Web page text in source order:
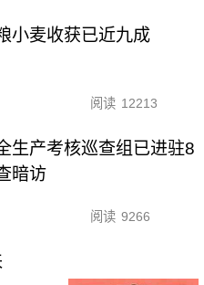
小麦收获已近九成
阅读 12213
生产考核巡查组已进驻8
暗访
阅读 9266